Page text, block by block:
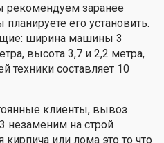
рекомендуем заранее
его установить.
ширина машины 3
высота 3,7 и 2,2 метра,
техники составляет 10
клиенты, вывоз
незаменим на строй
или лома это то что